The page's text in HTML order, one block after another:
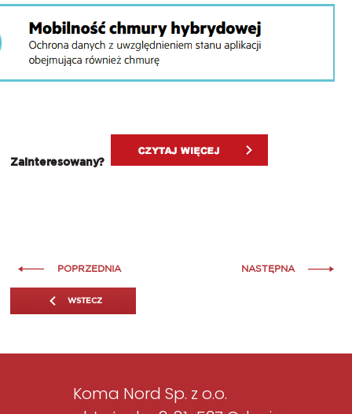
Zainteresowany?
POPRZEDNIA NASTĘPNA
WSTECZ
Koma Nord Sp. z o.o.